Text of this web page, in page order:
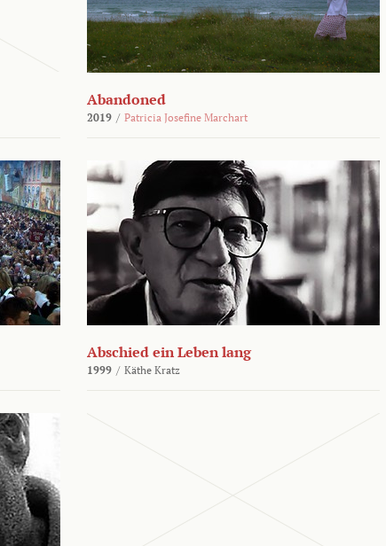
Abandoned
2019 / Patricia Josefine Marchart
Abschied ein Leben lang
1999 / Käthe Kratz